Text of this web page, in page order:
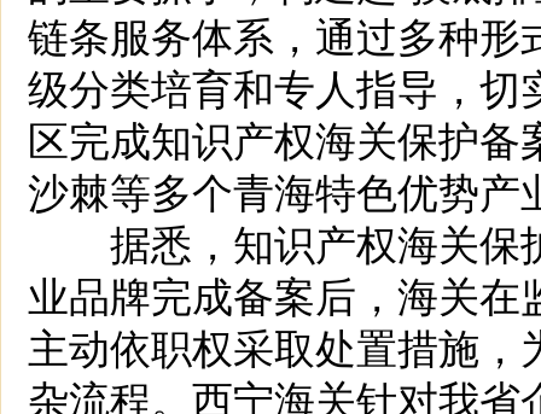
链条服务体系，通过多种
级分类培育和专人指导，
区完成知识产权海关保护
沙棘等多个青海特色优势产
据悉，知识产权海关保
业品牌完成备案后，海关
主动依职权采取处置措施
杂流程。西宁海关针对我省